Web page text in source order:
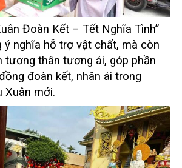
Đoàn Kết – Tết Nghĩa Tình”
ý nghĩa hỗ trợ vật chất, mà còn
tương thân tương ái, góp phần
đoàn kết, nhân ái trong
Xuân mới.